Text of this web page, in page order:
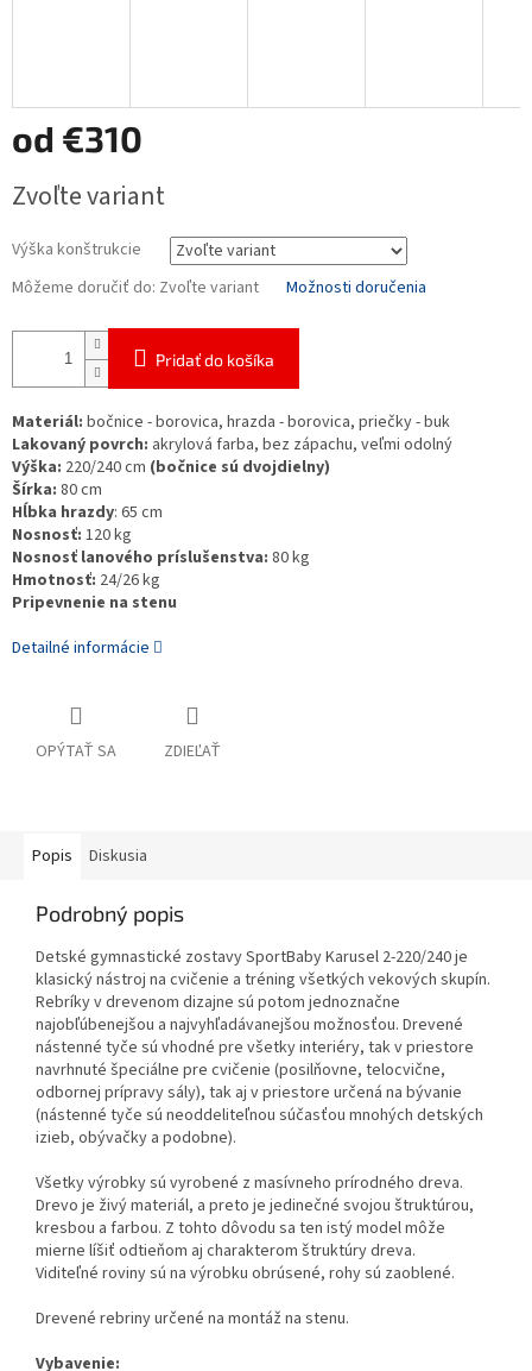
od €310
cena:
Zvoľte variant
Výška konštrukcie
Môžeme doručiť do: Zvoľte variant Možnosti doručenia
Pridať do košíka
Materiál: bočnice - borovica, hrazda - borovica, priečky - buk
Lakovaný povrch: akrylová farba, bez zápachu, veľmi odolný
Výška: 220/240 cm (bočnice sú dvojdielny)
Šírka: 80 cm
Hĺbka hrazdy: 65 cm
Nosnosť: 120 kg
Nosnosť lanového príslušenstva: 80 kg
Hmotnosť: 24/26 kg
Pripevnenie na stenu
Detailné informácie
OPÝTAŤ SA ZDIEĽAŤ
Popis Diskusia
Podrobný popis
Detské gymnastické zostavy SportBaby Karusel 2-220/240 je
klasický nástroj na cvičenie a tréning všetkých vekových skupín.
Rebríky v drevenom dizajne sú potom jednoznačne
najobľúbenejšou a najvyhľadávanejšou možnosťou. Drevené
nástenné tyče sú vhodné pre všetky interiéry, tak v priestore
navrhnuté špeciálne pre cvičenie (posilňovne, telocvične,
odbornej prípravy sály), tak aj v priestore určená na bývanie
(nástenné tyče sú neoddeliteľnou súčasťou mnohých detských
izieb, obývačky a podobne).
Všetky výrobky sú vyrobené z masívneho prírodného dreva.
Drevo je živý materiál, a preto je jedinečné svojou štruktúrou,
kresbou a farbou. Z tohto dôvodu sa ten istý model môže
mierne líšiť odtieňom aj charakterom štruktúry dreva.
Viditeľné roviny sú na výrobku obrúsené, rohy sú zaoblené.
Drevené rebriny určené na montáž na stenu.
Vybavenie: